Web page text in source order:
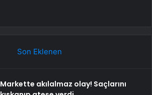
Son Eklenen
Markette akılalmaz olay! Saçlarını